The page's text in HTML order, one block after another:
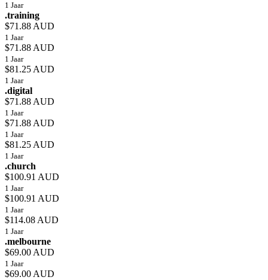
1 Jaar
.training
$71.88 AUD
1 Jaar
$71.88 AUD
1 Jaar
$81.25 AUD
1 Jaar
.digital
$71.88 AUD
1 Jaar
$71.88 AUD
1 Jaar
$81.25 AUD
1 Jaar
.church
$100.91 AUD
1 Jaar
$100.91 AUD
1 Jaar
$114.08 AUD
1 Jaar
.melbourne
$69.00 AUD
1 Jaar
$69.00 AUD